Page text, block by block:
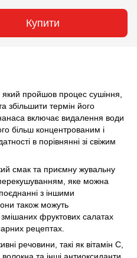
Купити
пройшов процес сушіння,
збільшити термін його
включає видалення води
більш концентрованим і
в порівнянні зі свіжим
смак та приємну жувальну
яке можна
з іншими
також можуть
змішаних фруктових салатах
рецептах.
речовини, такі як вітамін С,
та інші антиоксиданти.